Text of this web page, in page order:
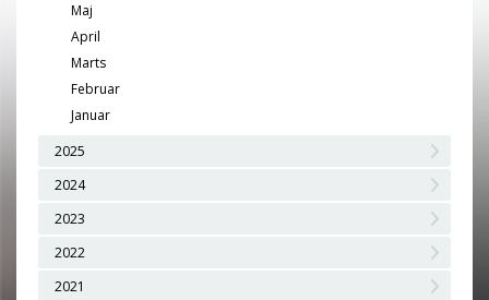
Maj
April
Marts
Februar
Januar
2025
2024
2023
2022
2021